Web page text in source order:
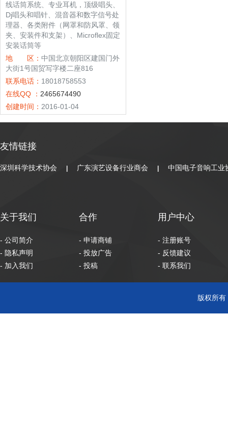
线话筒系统、专业耳机，顶级唱头、
Dj唱头和唱针、混音器和数字信号处
理器、各类附件（网罩和防风罩、领
夹、安装件和支架）、Microflex固定
安装话筒等
地 区： 中国北京朝阳区建国门外
大街1号国贸写字楼二座816
联系电话： 18018758553
在线QQ ： 2465674490
创建时间： 2016-01-04
友情链接
深圳科学技术协会 广东演艺设备行业商会 中国电子音响工业
关于我们
- 公司简介
- 隐私声明
- 加入我们
合作
- 申请商铺
- 投放广告
- 投稿
用户中心
- 注册账号
- 反馈建议
- 联系我们
版权所